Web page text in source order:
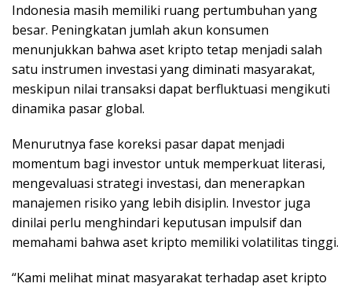
Indonesia masih memiliki ruang pertumbuhan yang
besar. Peningkatan jumlah akun konsumen
menunjukkan bahwa aset kripto tetap menjadi salah
satu instrumen investasi yang diminati masyarakat,
meskipun nilai transaksi dapat berfluktuasi mengikuti
dinamika pasar global.
Menurutnya fase koreksi pasar dapat menjadi
momentum bagi investor untuk memperkuat literasi,
mengevaluasi strategi investasi, dan menerapkan
manajemen risiko yang lebih disiplin. Investor juga
dinilai perlu menghindari keputusan impulsif dan
memahami bahwa aset kripto memiliki volatilitas tinggi.
“Kami melihat minat masyarakat terhadap aset kripto